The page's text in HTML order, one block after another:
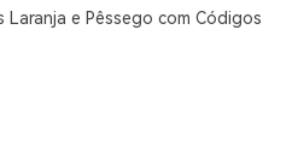
Laranja e Pêssego com Códigos